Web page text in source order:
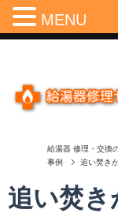
給湯器 修理・交換
事例
追い焚き
追い焚
MENU
Menu